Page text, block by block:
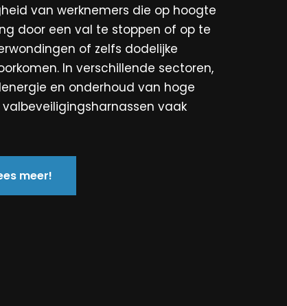
van werknemers die op hoogte
door een val te stoppen of op te
of zelfs dodelijke
In verschillende sectoren,
en onderhoud van hoge
vaak
meer!